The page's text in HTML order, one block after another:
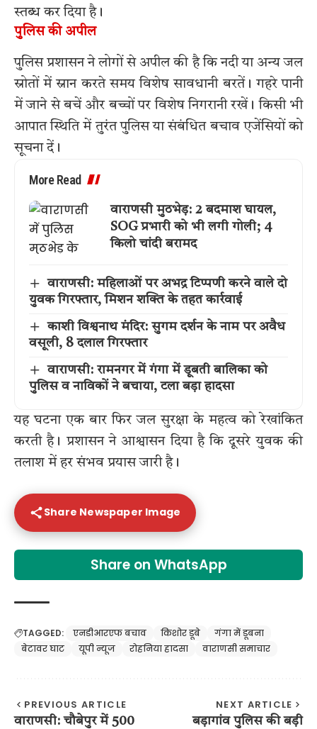
स्तब्ध कर दिया है।
पुलिस की अपील
पुलिस प्रशासन ने लोगों से अपील की है कि नदी या अन्य जल
स्रोतों में स्नान करते समय विशेष सावधानी बरतें। गहरे पानी
में जाने से बचें और बच्चों पर विशेष निगरानी रखें। किसी भी
आपात स्थिति में तुरंत पुलिस या संबंधित बचाव एजेंसियों को
सूचना दें।
More Read
वाराणसी मुठभेड़: 2 बदमाश घायल,
SOG प्रभारी को भी लगी गोली; 4
किलो चांदी बरामद
वाराणसी: महिलाओं पर अभद्र टिप्पणी करने वाले दो
युवक गिरफ्तार, मिशन शक्ति के तहत कार्रवाई
काशी विश्वनाथ मंदिर: सुगम दर्शन के नाम पर अवैध
वसूली, 8 दलाल गिरफ्तार
वाराणसी: रामनगर में गंगा में डूबती बालिका को
पुलिस व नाविकों ने बचाया, टला बड़ा हादसा
यह घटना एक बार फिर जल सुरक्षा के महत्व को रेखांकित
करती है। प्रशासन ने आश्वासन दिया है कि दूसरे युवक की
तलाश में हर संभव प्रयास जारी है।
Share Newspaper Image
Share on WhatsApp
TAGGED: एनडीआरएफ बचाव किशोर डूबे
गंगा में डूबना
बेटावर घाट
यूपी न्यूज रोहनिया हादसा वाराणसी समाचार
PREVIOUS ARTICLE
वाराणसी: चौबेपुर में 500
NEXT ARTICLE
बड़ागांव पुलिस की बड़ी